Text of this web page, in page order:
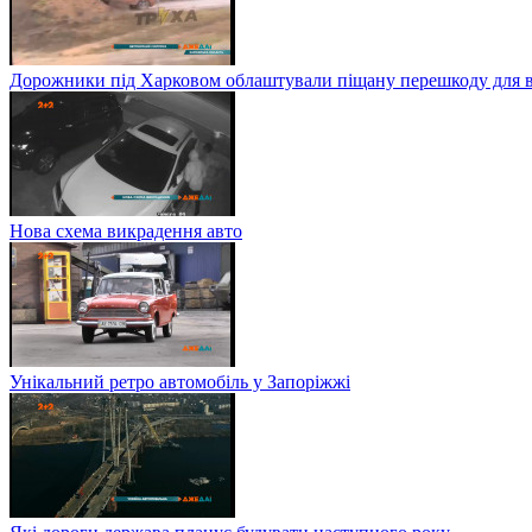
Дорожники під Харковом облаштували піщану перешкоду для
Нова схема викрадення авто
Унікальний ретро автомобіль у Запоріжжі